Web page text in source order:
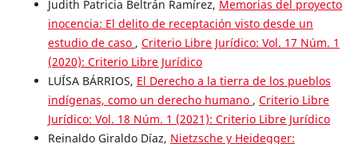
Judith Patricia Beltrán Ramírez, Memorias del proyecto
inocencia: El delito de receptación visto desde un
estudio de caso , Criterio Libre Jurídico: Vol. 17 Núm. 1
(2020): Criterio Libre Jurídico
LUÍSA BÁRRIOS, El Derecho a la tierra de los pueblos
indígenas, como un derecho humano , Criterio Libre
Jurídico: Vol. 18 Núm. 1 (2021): Criterio Libre Jurídico
Reinaldo Giraldo Díaz, Nietzsche y Heidegger: